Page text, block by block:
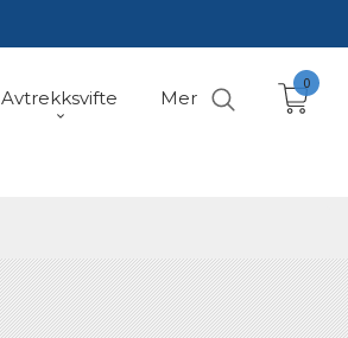
Avtrekksvifte Mer
0